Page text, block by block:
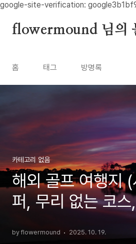
google-site-verification:
본문 바로가기
flowermound 님의
홈 태그 방명록
카테고리 없음
해외 골프 여행지
퍼, 무리 없는 코
by flowermound 2025. 10. 19.